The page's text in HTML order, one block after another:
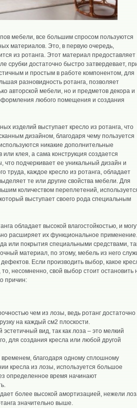
мебели, все большим спросом пользуются
материалов. Это, в первую очередь,
из ротанга. Этот материал предоставляет
срубки достаточно быстро затвердевает,
и простым в работе компонентом, для
разновидность ротанга, позволяет
авторской мебели, но и предметов декора и
любого помещения и создания
изделий выступает кресло из ротанга, что
дизайном, благодаря чему пользуется
никакие дополнительные
клея, а сама конструкция создается
что подчеркивает ее уникальный дизайн и
труда, каждое кресло из ротанга, обладает
те или другие свойства мебели. Для
количеством переплетений,
выступает своего рода специальным
обладает высокой влагостойкостью, и
расширяет их функциональное применение.
или покрытия специальными средствами,
материал, по этому, мебель из него
Если производить выбор, какое
несомненно, свой выбор стоит остановить
причин:
чем из лозы, ведь ротанг достаточно
на каждый см2 плоскости.
вид, так как лоза – это мелкий
для создания кресла или любой другой
благодаря одному сплошному
кресла из лозы, используется большое
определенное время начинают
более высокой амортизацией, нежели
значительно выше.